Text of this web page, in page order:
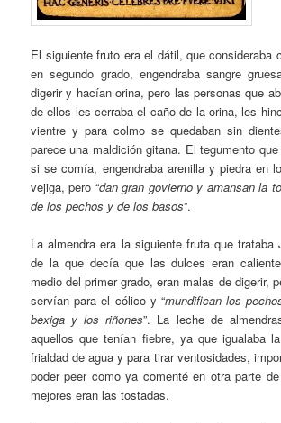
El siguiente fruto era el dátil, que consideraba
en segundo grado, engendraba sangre
digerir y hacían orina, pero las personas que
de ellos les cerraba el caño de la orina, les
vientre y para colmo se quedaban sin
parece una maldición gitana. El tegumento
si se comía, engendraba arenilla y piedra en
vejiga, pero “dan gran govierno y amansan la
de los pechos y de los basos”.
La almendra era la siguiente fruta que trataba
de la que decía que las dulces eran
medio del primer grado, eran malas de digerir,
servían para el cólico y “mundifican los
bexiga y los riñones”. La leche de
aquellos que tenían fiebre, ya que igualaba
frialdad de agua y para tirar ventosidades,
poder peer como ya comenté en otra parte
mejores eran las tostadas.